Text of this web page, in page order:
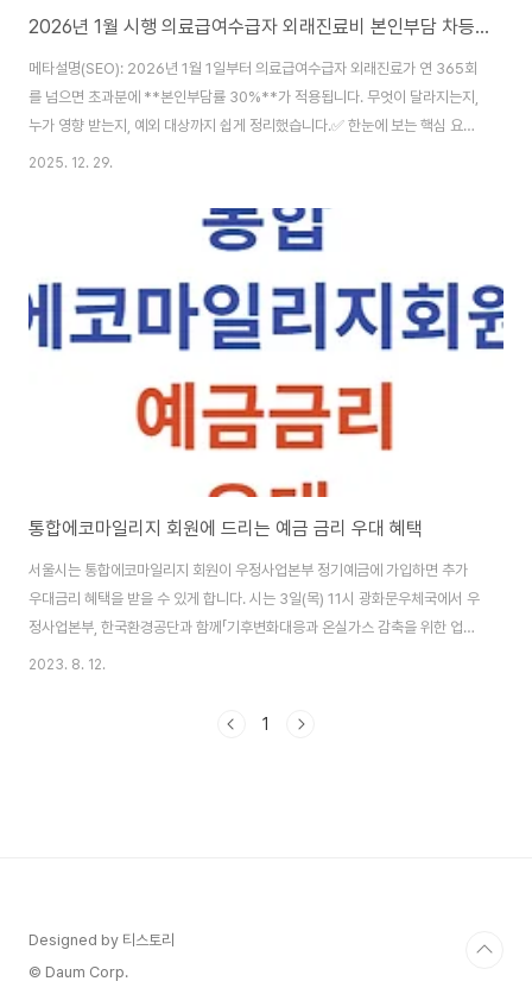
2026년 1월 시행 의료급여수급자 외래진료비 본인부담 차등제란? (365회 초과 시 30% 적용)
메타설명(SEO): 2026년 1월 1일부터 의료급여수급자 외래진료가 연 365회
를 넘으면 초과분에 **본인부담률 30%**가 적용됩니다. 무엇이 달라지는지,
누가 영향 받는지, 예외 대상까지 쉽게 정리했습니다.✅ 한눈에 보는 핵심 요약
시행일: 2026년 1월 1일부터 대상: 의료급여 수급권자 중 연간 외래진료 이용
부담률 30% 적용 예외: 산정특례 등록자·중증장애인·아동·임산부 등은 원칙적
으로 제외(현행 부담 유지) 안내: 180·240·300회 초과 시점에 공단이 안내,
예요?의료급여 수급권자 중 일부가 외래진료를 지나치게 많이 이용하는 경우
가..
2025. 12. 29.
통합에코마일리지 회원에 드리는 예금 금리 우대 혜택
서울시는 통합에코마일리지 회원이 우정사업본부 정기예금에 가입하면 추가
우대금리 혜택을 받을 수 있게 합니다. 시는 3일(목) 11시 광화문우체국에서 우
정사업본부, 한국환경공단과 함께「기후변화대응과 온실가스 감축을 위한 업무
협약」을 체결한다고 밝혔습니다. ○ 통합에코마일리지는 가정, 사업장에서 전
비사업용 승용·승합차 소유자가 주행거리를 줄이면 인센티브(혜택)를 지급하
2023. 8. 12.
1
Designed by 티스토리
© Daum Corp.